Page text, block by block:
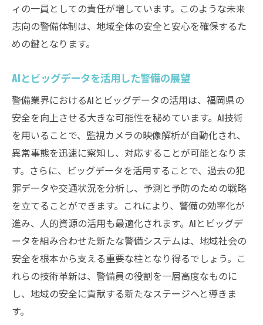
ィの一員としての責任が増しています。このような未来
志向の警備体制は、地域全体の安全と安心を確保するた
めの鍵となります。
AIとビッグデータを活用した警備の展望
警備業界におけるAIとビッグデータの活用は、福岡県の
安全を向上させる大きな可能性を秘めています。AI技術
を用いることで、監視カメラの映像解析が自動化され、
異常事態を迅速に察知し、対応することが可能となりま
す。さらに、ビッグデータを活用することで、過去の犯
罪データや交通状況を分析し、予測と予防のための戦略
を立てることができます。これにより、警備の効率化が
進み、人的資源の活用も最適化されます。AIとビッグデ
ータを組み合わせた新たな警備システムは、地域社会の
安全を根本から支える重要な柱となり得るでしょう。こ
れらの技術革新は、警備員の役割を一層高度なものに
し、地域の安全に貢献する新たなステージへと導きま
す。